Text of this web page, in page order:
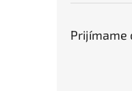
Prijímame